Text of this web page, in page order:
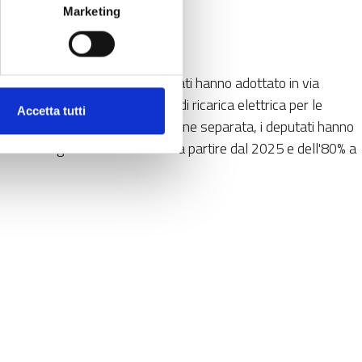
Marketing
Accetta tutti
(Fit for 55 in inglese), i deputati hanno adottato in via
garantire che le stazioni di ricarica elettrica per le
entro il 2026. In una votazione separata, i deputati hanno
energetico che utilizzano a partire dal 2025 e dell'80% a